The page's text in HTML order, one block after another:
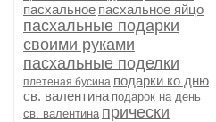
пасхальное пасхальное яйцо
пасхальные подарки
своими руками
пасхальные поделки
плетеная бусина подарки ко дню
св. валентина подарок на день
св. валентина прически